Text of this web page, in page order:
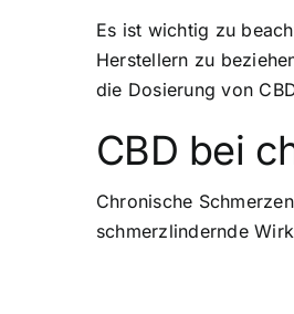
Es ist wichtig zu
Herstellern zu
die Dosierung von
CBD bei
Chronische
schmerzlindernde